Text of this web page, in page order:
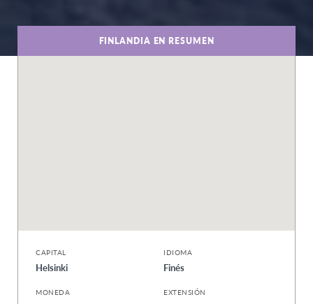
FINLANDIA EN RESUMEN
CAPITAL
Helsinki
IDIOMA
Finés
MONEDA EXTENSIÓN